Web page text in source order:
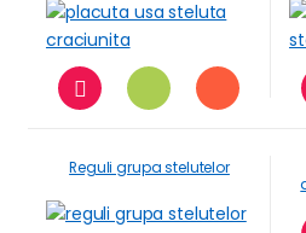
Reguli grupa stelutelor